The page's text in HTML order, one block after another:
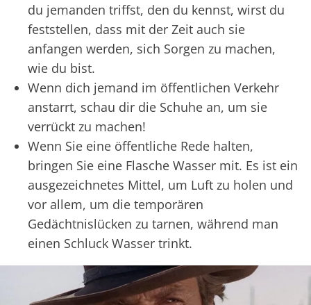
du jemanden triffst, den du kennst, wirst du
feststellen, dass mit der Zeit auch sie
anfangen werden, sich Sorgen zu machen,
wie du bist.
Wenn dich jemand im öffentlichen Verkehr
anstarrt, schau dir die Schuhe an, um sie
verrückt zu machen!
Wenn Sie eine öffentliche Rede halten,
bringen Sie eine Flasche Wasser mit. Es ist ein
ausgezeichnetes Mittel, um Luft zu holen und
vor allem, um die temporären
Gedächtnislücken zu tarnen, während man
einen Schluck Wasser trinkt.